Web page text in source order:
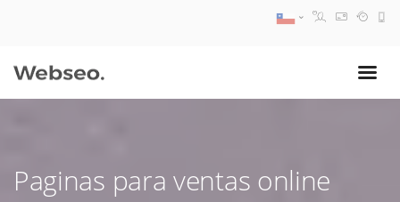
Paginas para ventas online
09:30 AM A 18:30 PM